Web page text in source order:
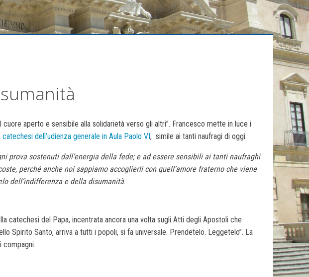
cuore aperto e sensibile alla solidarietà verso gli altri”. Francesco mette in luce i
catechesi dell’udienza generale in Aula Paolo VI, simile ai tanti naufragi di oggi.
prova sostenuti dall’energia della fede; e ad essere sensibili ai tanti naufraghi
perché anche noi sappiamo accoglierli con quell’amore fraterno che viene
dell’indifferenza e della disumanità.
catechesi del Papa, incentrata ancora una volta sugli Atti degli Apostoli che
Spirito Santo, arriva a tutti i popoli, si fa universale. Prendetelo. Leggetelo”. La
compagni.